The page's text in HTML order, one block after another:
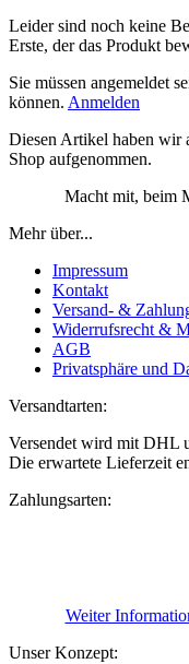
Leider sind noch keine
Erste, der das Produkt
Sie müssen angemeldet
können. Anmelden
Diesen Artikel haben wir
Shop aufgenommen.
Macht mit, beim
Mehr über...
Impressum
Kontakt
Versand- &
Widerrufsrecht &
AGB
Privatsphäre und
Versandtarten:
Versendet wird mit DHL
Die erwartete Lieferzeit
Zahlungsarten:
Weiter
Unser Konzept: